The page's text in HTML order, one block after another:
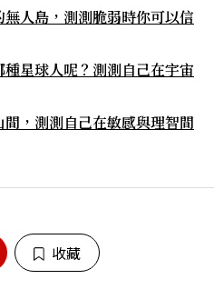
人島，測測脆弱時你可以信
星球人呢？測測自己在宇宙
，測測自己在敏感與理智間
收藏